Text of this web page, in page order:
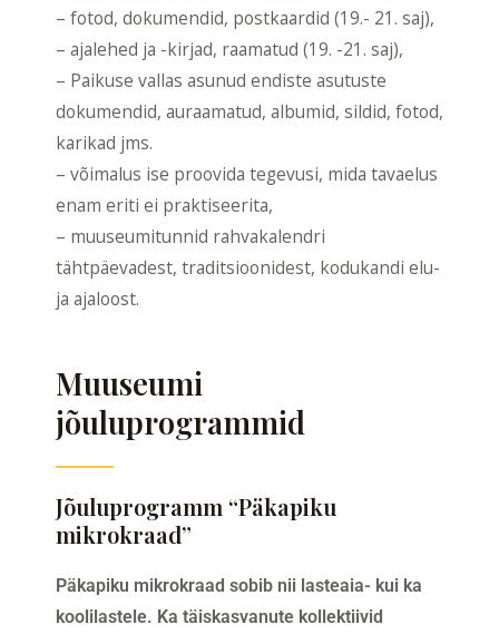
– fotod, dokumendid, postkaardid (19.- 21. saj),
– ajalehed ja -kirjad, raamatud (19. -21. saj),
– Paikuse vallas asunud endiste asutuste
dokumendid, auraamatud, albumid, sildid, fotod,
karikad jms.
– võimalus ise proovida tegevusi, mida tavaelus
enam eriti ei praktiseerita,
– muuseumitunnid rahvakalendri
tähtpäevadest, traditsioonidest, kodukandi elu-
ja ajaloost.
Muuseumi
jõuluprogrammid
Jõuluprogramm “Päkapiku
mikrokraad”
Päkapiku mikrokraad sobib nii lasteaia- kui ka
koolilastele. Ka täiskasvanute kollektiivid